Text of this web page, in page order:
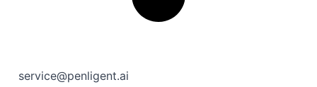
service@penligent.ai